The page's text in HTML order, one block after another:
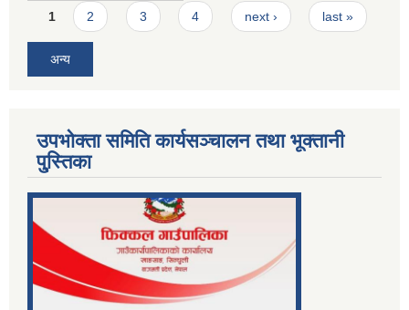
Pages
1 2 3 4 next › last »
अन्य
उपभोक्ता समिति कार्यसञ्चालन तथा भूक्तानी
पु्स्तिका